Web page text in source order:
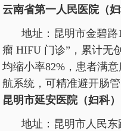
云南省第一人民医院（妇
地址：昆明市金碧
瘤 HIFU 门诊”，累计无
均缩小率82%，患者满
航系统，可精准避开肠
昆明市延安医院（妇科）
地址：昆明市人民